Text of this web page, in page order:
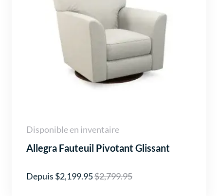
Disponible en inventaire
Allegra Fauteuil Pivotant Glissant
Depuis $2,199.95$2,799.95